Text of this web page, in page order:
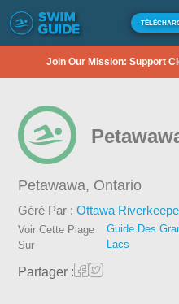
Join Our Mission: Support
Petawawa, Ontario
Géré Par :Ottawa
Voir Cette Plage
Sur
Guide Des
Lacs
Partager :